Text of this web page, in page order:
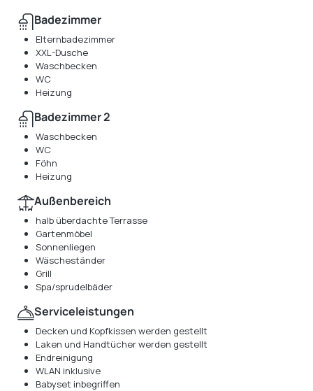
Badezimmer
Elternbadezimmer
XXL-Dusche
Waschbecken
WC
Heizung
Badezimmer 2
Waschbecken
WC
Föhn
Heizung
Außenbereich
halb überdachte Terrasse
Gartenmöbel
Sonnenliegen
Wäscheständer
Grill
Spa/sprudelbäder
Serviceleistungen
Decken und Kopfkissen werden gestellt
Laken und Handtücher werden gestellt
Endreinigung
WLAN inklusive
Babyset inbegriffen